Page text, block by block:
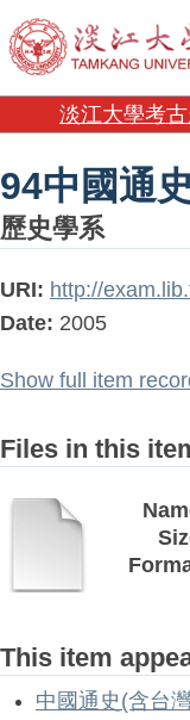
94中國通
淡江大學考古
94中國通史
歷史學系
URI: http://
Date: 2005
Show full item
Files in this
This item
中國通史(含台